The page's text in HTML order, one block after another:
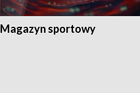
Magazyn sportowy